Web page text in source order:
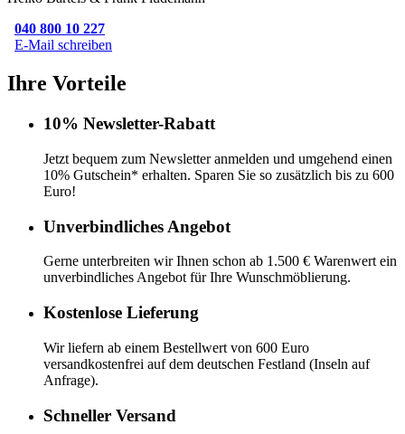
040 800 10 227
E-Mail schreiben
Ihre Vorteile
10% Newsletter-Rabatt
Jetzt bequem zum Newsletter anmelden und umgehend einen
10% Gutschein* erhalten. Sparen Sie so zusätzlich bis zu 600
Euro!
Unverbindliches Angebot
Gerne unterbreiten wir Ihnen schon ab 1.500 € Warenwert ein
unverbindliches Angebot für Ihre Wunschmöblierung.
Kostenlose Lieferung
Wir liefern ab einem Bestellwert von 600 Euro
versandkostenfrei auf dem deutschen Festland (Inseln auf
Anfrage).
Schneller Versand